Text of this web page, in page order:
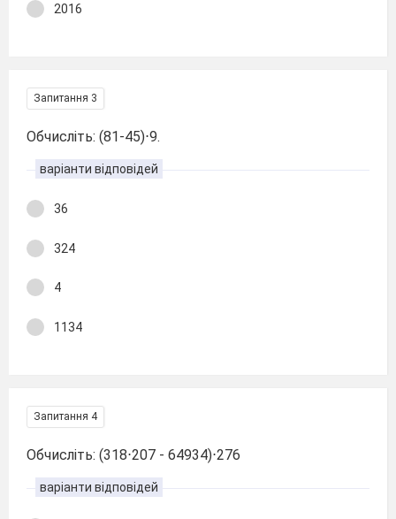
2016
Запитання 3
Обчисліть: (81-45)⋅9.
варіанти відповідей
36
324
4
1134
Запитання 4
Обчисліть: (318⋅207 - 64934)⋅276
варіанти відповідей